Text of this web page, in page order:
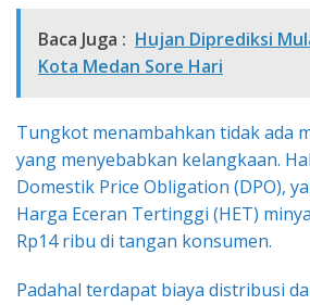
Baca Juga : Hujan Diprediksi
Kota Medan Sore Hari
Tungkot menambahkan tidak ada
yang menyebabkan kelangkaan.
Domestik Price Obligation (DPO),
Harga Eceran Tertinggi (HET)
Rp14 ribu di tangan konsumen.
Padahal terdapat biaya distribusi